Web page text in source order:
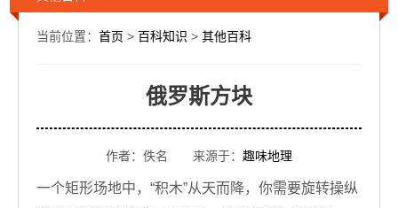
当前位置： 首页 > 百科知识 > 其他百科
俄罗斯方块
作者：佚名 来源于： 趣味地理
一个矩形场地中，“积木”从天而降，你需要旋转操纵